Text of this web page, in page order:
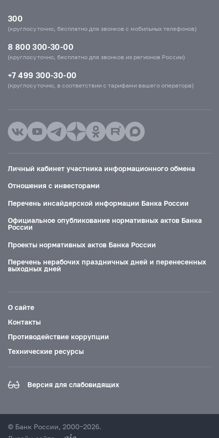
300
(круглосуточно, бесплатно для звонков с мобильных телефонов)
8 800 300-30-00
(круглосуточно, бесплатно для звонков из регионов России)
+7 499 300-30-00
(круглосуточно, в соответствии с тарифами вашего оператора)
Личный кабинет участника информационного обмена
Отношения с инвесторами
Перечень инсайдерской информации Банка России
Официальное опубликование нормативных актов Банка
России
Проекты нормативных актов Банка России
Перечень нерабочих праздничных дней и перенесенных
выходных дней
О сайте
Контакты
Противодействие коррупции
Технические ресурсы
Версия для слабовидящих
© Банк России, 2000–2026.